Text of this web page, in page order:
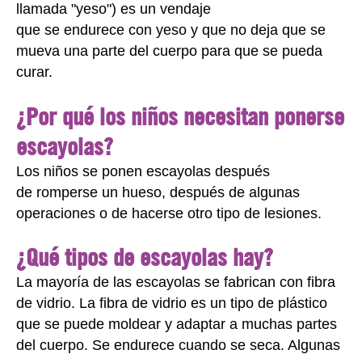
llamada "yeso") es un vendaje
que se endurece con yeso y que no deja que se
mueva una parte del cuerpo para que se pueda
curar.
¿Por qué los niños necesitan ponerse
escayolas?
Los niños se ponen escayolas después
de romperse un hueso, después de algunas
operaciones o de hacerse otro tipo de lesiones.
¿Qué tipos de escayolas hay?
La mayoría de las escayolas se fabrican con fibra
de vidrio. La fibra de vidrio es un tipo de plástico
que se puede moldear y adaptar a muchas partes
del cuerpo. Se endurece cuando se seca. Algunas